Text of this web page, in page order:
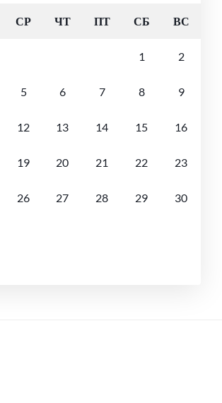
СР ЧТ ПТ СБ ВС
1 2
5 6 7 8 9
12 13 14 15 16
19 20 21 22 23
26 27 28 29 30